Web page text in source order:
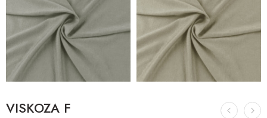
VISKOZA F